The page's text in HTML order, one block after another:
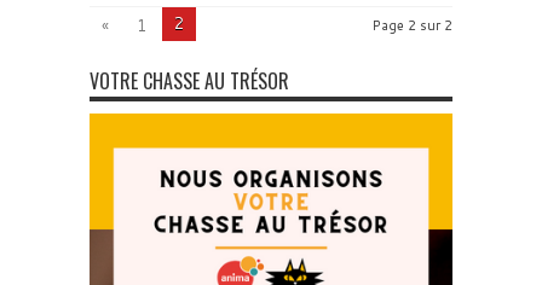
Page 2 sur 2
« 1 2
VOTRE CHASSE AU TRÉSOR